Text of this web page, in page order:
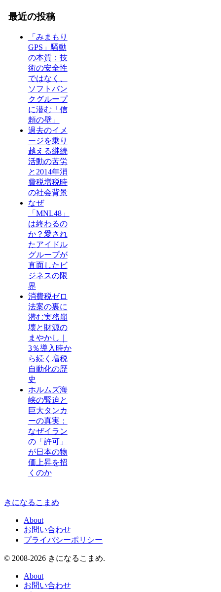
最近の投稿
「みまもり
GPS」騒動
の本質：技
術の安全性
ではなく、
ソフトバン
クグループ
に潜む「信
頼の壁」
過去のイメ
ージを乗り
越える継続
活動の苦労
と2014年消
費税増税時
の社会背景
なぜ
「MNL48」
は終わるの
か？愛され
たアイドル
グループが
直面したビ
ジネスの限
界
消費税ゼロ
法案の裏に
潜む実務崩
壊と財源の
まやかし｜
3％導入時か
ら続く増税
自動化の歴
史
ホルムズ海
峡の緊迫と
巨大タンカ
ーの真実：
なぜイラン
の「許可」
が日本の物
価上昇を招
くのか
きになるこまめ
About
お問い合わせ
プライバシーポリシー
© 2008-2026 きになるこまめ.
About
お問い合わせ